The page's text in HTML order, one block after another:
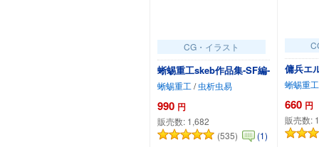
CG・イラスト
蜥蜴重工skeb作品集-SF編-
蜥蜴重工 / 虫析虫易
990 円
販売数: 1,682
(535)
(1)
カートに追加
傭兵エ
蜥蜴重工
660 円
販売数: